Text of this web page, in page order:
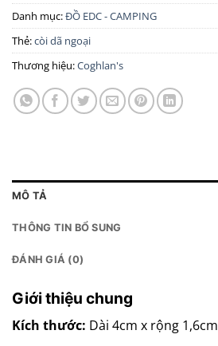
Danh mục:ĐỒ EDC - CAMPING
Thẻ:còi dã ngoại
Thương hiệu:Coghlan's
MÔ TẢ
THÔNG TIN BỔ SUNG
ĐÁNH GIÁ (0)
Giới thiệu chung
Kích thước: Dài 4cm x rộng 1,6cm